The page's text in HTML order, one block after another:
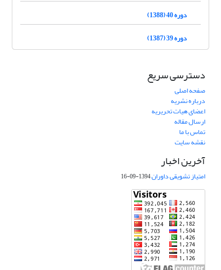
دوره 40 (1388)
دوره 39 (1387)
دسترسی سریع
صفحه اصلی
درباره نشریه
اعضای هیات تحریریه
ارسال مقاله
تماس با ما
نقشه سایت
آخرین اخبار
امتیاز تشویقی داوران1394-09-16